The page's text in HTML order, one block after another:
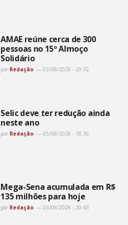
AMAE reúne cerca de 300
pessoas no 15º Almoço
Solidário
por Redação 03/08/2026 - 20:32
Selic deve ter redução ainda
neste ano
por Redação 05/08/2026 - 18:36
Mega-Sena acumulada em R$
135 milhões para hoje
por Redação 03/08/2026 - 20:43